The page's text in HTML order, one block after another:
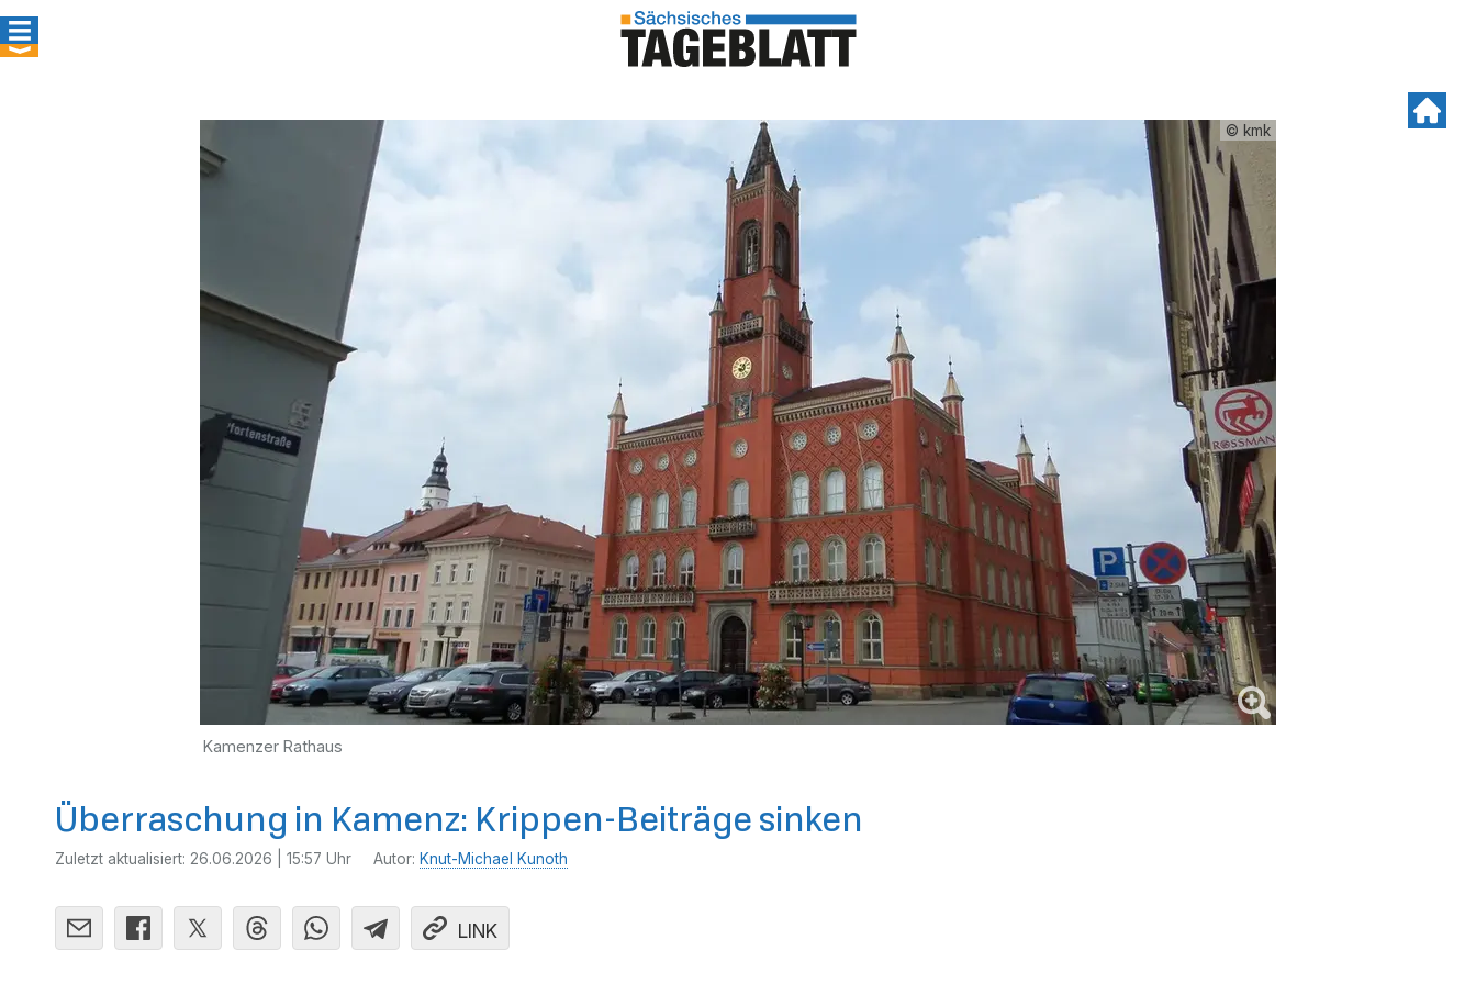
© kmk
Kamenzer Rathaus
Überraschung in Kamenz: Krippen-Beiträge sinken
Zuletzt aktualisiert: 26.06.2026 | 15:57 Uhr Autor: Knut-Michael Kunoth
LINK